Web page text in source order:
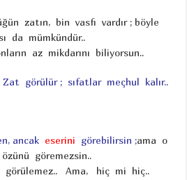
zatın, bin vasfı vardır ; böyle
da mümkündür..
az mikdarını biliyorsun..
Zat görülür ; sıfatlar meçhul kalır..
ancak eserini görebilirsin ;ama o
özünü göremezsin..
görülemez.. Ama, hiç mi hiç..